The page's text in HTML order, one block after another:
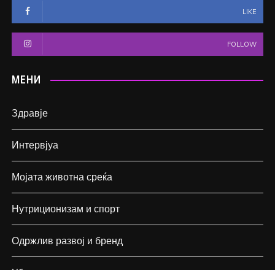
LIKE
FOLLOW
МЕНИ
Здравје
Интервјуа
Мојата животна среќа
Нутриционизам и спорт
Одржлив развој и бренд